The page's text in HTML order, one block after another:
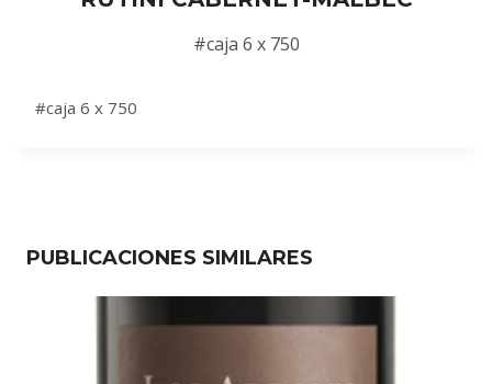
#caja 6 x 750
#caja 6 x 750
PUBLICACIONES SIMILARES